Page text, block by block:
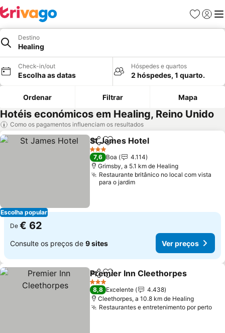
Favoritos
Iniciar
Destino
Healing
Check-in/out
Escolha as datas
Hóspedes e quartos
2 hóspedes, 1 quarto.
Ordenar Filtrar Mapa
Hotéis económicos em Healing, Reino Unido
Como os pagamentos influenciam os resultados
Escolha popular
PartilharAdicionar aos favoritos
St James Hotel
3 Estrelas
7,6 Boa
4.114
Grimsby, a 5.1 km de Healing
Restaurante britânico no local com vista
para o jardim
De € 62
Consulte os preços de 9 sites Ver preços
PartilharAdicionar aos favoritos
Premier Inn Cleethorpes
3 Estrelas
8,8 Excelente
4.438
Cleethorpes, a 10.8 km de Healing
Restaurantes e entretenimento por perto